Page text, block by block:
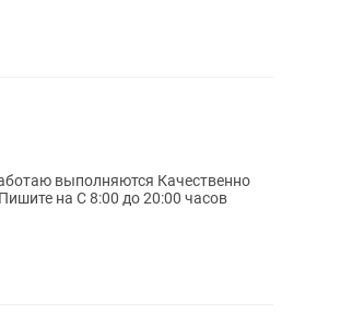
выполняются Качественно
Работаем Ежедневно Без Выходных Если недозвонились Пишите на С 8:00 до 20:00 часов